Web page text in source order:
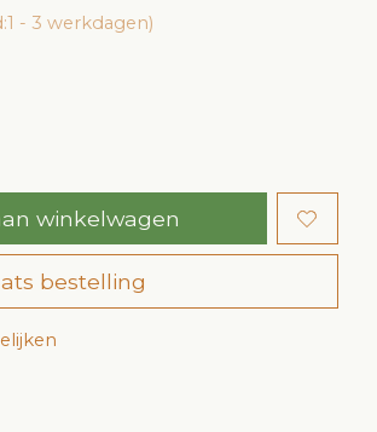
- 3 werkdagen)
winkelwagen
bestelling